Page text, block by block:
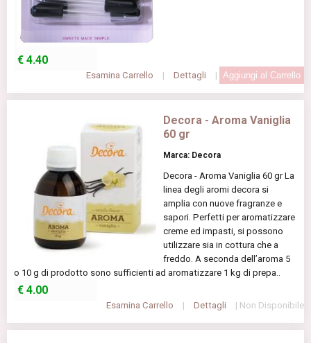
€ 4.40
Esamina Carrello | Dettagli |
Decora - Aroma Vaniglia
60 gr
Marca: Decora
Decora - Aroma Vaniglia 60 gr La
linea degli aromi decora si
amplia con nuove fragranze e
sapori. Perfetti per aromatizzare
creme ed impasti, si possono
utilizzare sia in cottura che a
freddo. A seconda dell’aroma 5
o 10 g di prodotto sono sufficienti ad aromatizzare 1 kg di prepa..
€ 4.00
Esamina Carrello | Dettagli | Non Disponibile